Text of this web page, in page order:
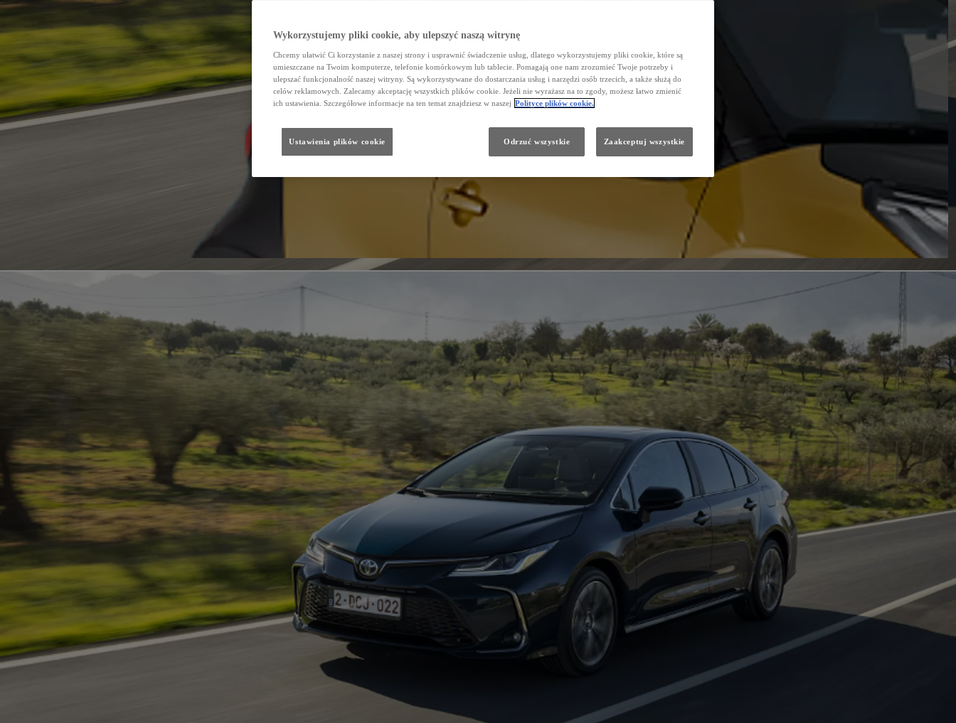
Wykorzystujemy pliki cookie, aby ulepszyć naszą witrynę
Chcemy ułatwić Ci korzystanie z naszej strony i usprawnić świadczenie usług, dlatego wykorzystujemy pliki cookie, które są
umieszczane na Twoim komputerze, telefonie komórkowym lub tablecie. Pomagają one nam zrozumieć Twoje potrzeby i
ulepszać funkcjonalność naszej witryny. Są wykorzystywane do dostarczania usług i narzędzi osób trzecich, a także służą do
celów reklamowych. Zalecamy akceptację wszystkich plików cookie. Jeżeli nie wyrażasz na to zgody, możesz łatwo zmienić
ich ustawienia. Szczegółowe informacje na ten temat znajdziesz w naszej Polityce plików cookie.
Ustawienia plików cookie Odrzuć wszystkie Zaakceptuj wszystkie